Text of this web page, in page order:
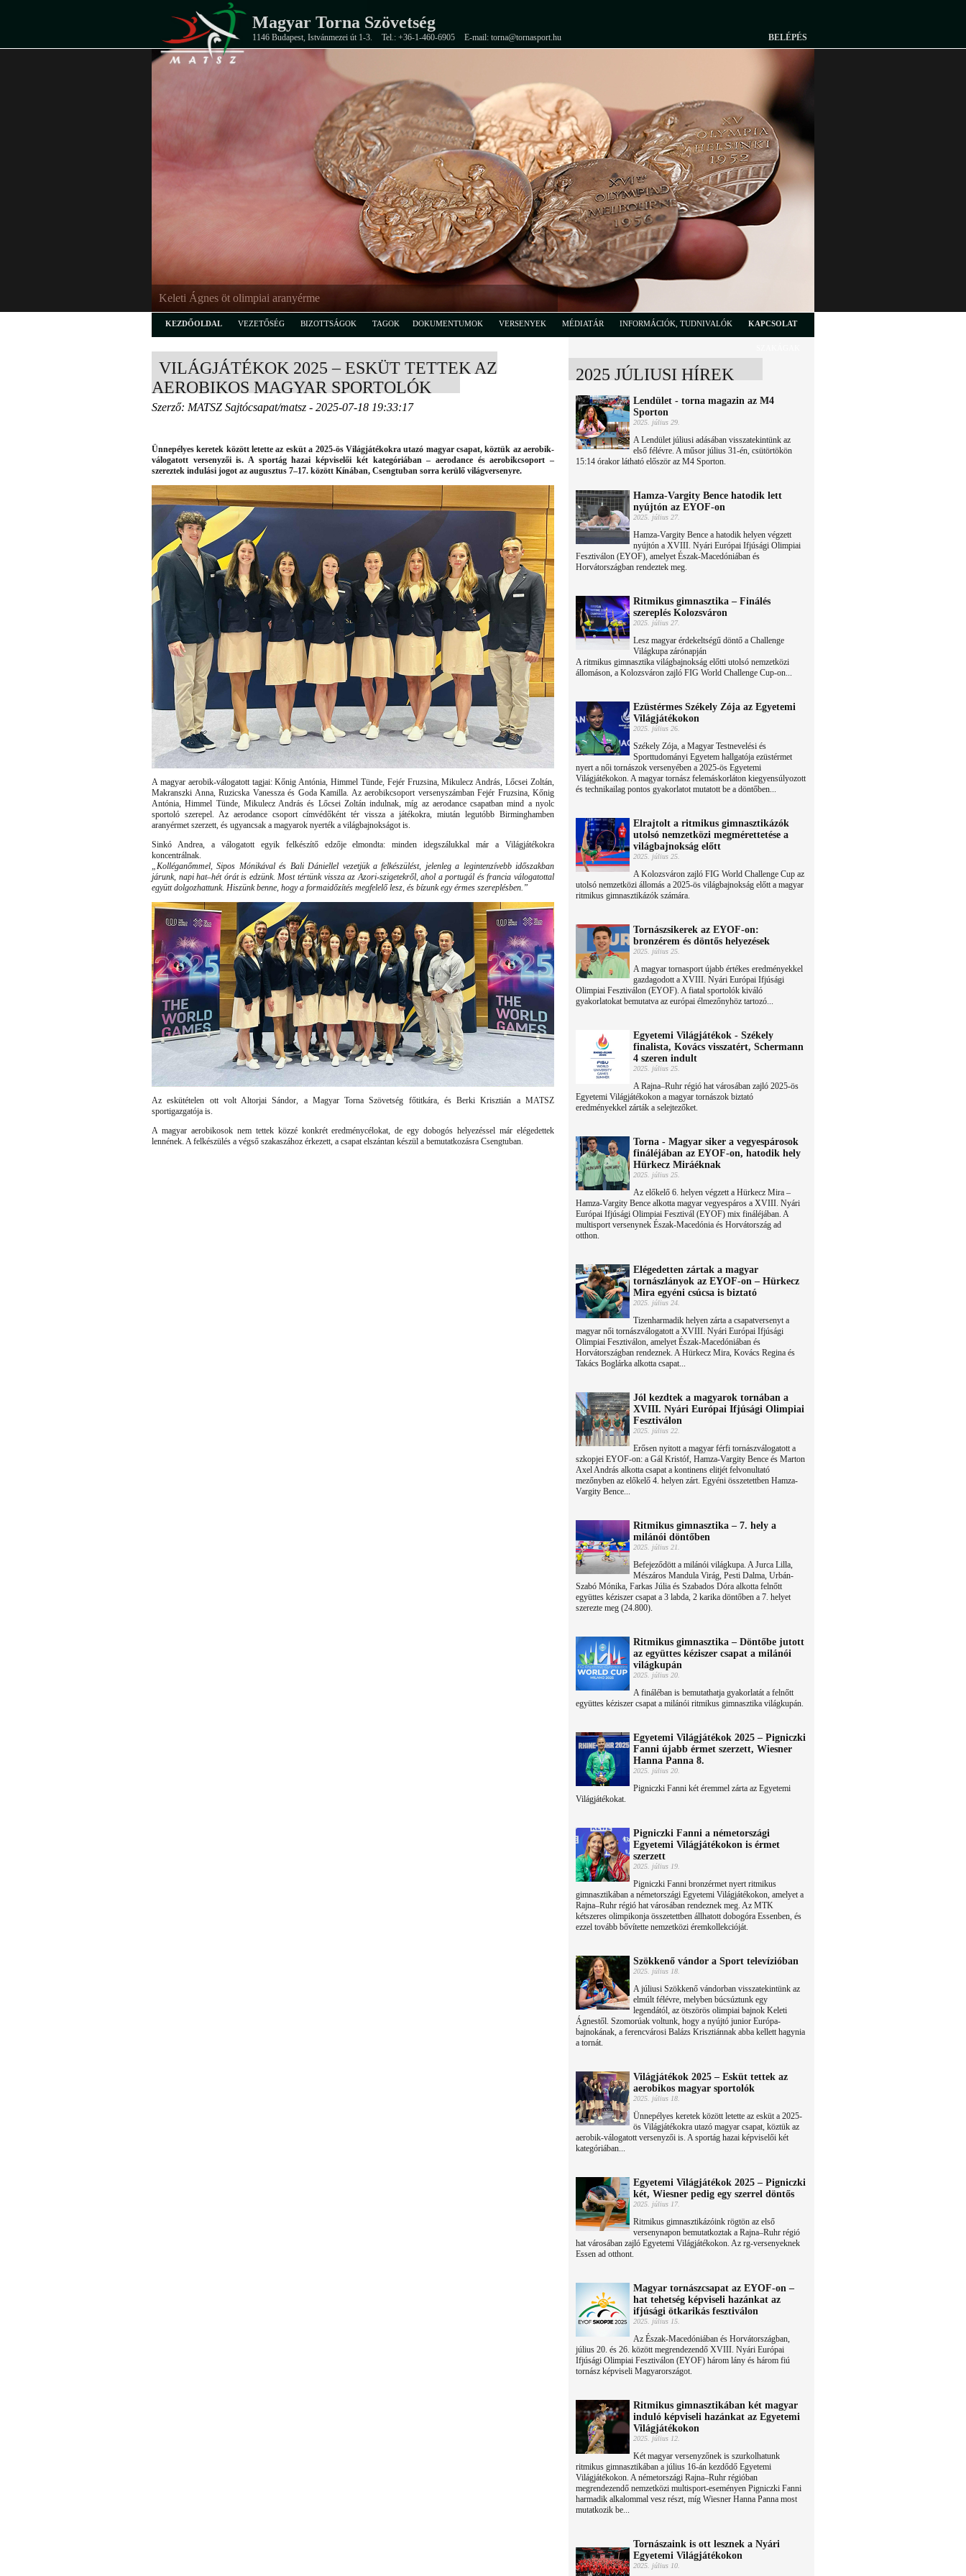
Magyar Torna Szövetség
1146 Budapest, Istvánmezei út 1-3. Tel.: +36-1-460-6905 E-mail: torna@tornasport.hu BELÉPÉS
Keleti Ágnes öt olimpiai aranyérme
KEZDŐOLDAL VEZETŐSÉG BIZOTTSÁGOK TAGOK DOKUMENTUMOK VERSENYEK MÉDIATÁR INFORMÁCIÓK, TUDNIVALÓK KAPCSOLAT
VILÁGJÁTÉKOK 2025 – ESKÜT TETTEK AZ
AEROBIKOS MAGYAR SPORTOLÓK
Szerző: MATSZ Sajtócsapat/matsz - 2025-07-18 19:33:17
Ünnepélyes keretek között letette az esküt a 2025-ös Világjátékokra utazó magyar csapat, köztük az aerobik-
válogatott versenyzői is. A sportág hazai képviselői két kategóriában – aerodance és aerobikcsoport –
szereztek indulási jogot az augusztus 7–17. között Kínában, Csengtuban sorra kerülő világversenyre.
A magyar aerobik-válogatott tagjai: Kőnig Antónia, Himmel Tünde, Fejér Fruzsina, Mikulecz András, Lőcsei Zoltán,
Makranszki Anna, Ruzicska Vanessza és Goda Kamilla. Az aerobikcsoport versenyszámban Fejér Fruzsina, Kőnig
Antónia, Himmel Tünde, Mikulecz András és Lőcsei Zoltán indulnak, míg az aerodance csapatban mind a nyolc
sportoló szerepel. Az aerodance csoport címvédőként tér vissza a játékokra, miután legutóbb Birminghamben
aranyérmet szerzett, és ugyancsak a magyarok nyerték a világbajnokságot is.
Sinkó Andrea, a válogatott egyik felkészítő edzője elmondta: minden idegszálukkal már a Világjátékokra
koncentrálnak.
„Kolléganőmmel, Sipos Mónikával és Bali Dániellel vezetjük a felkészülést, jelenleg a legintenzívebb időszakban
járunk, napi hat–hét órát is edzünk. Most tértünk vissza az Azori-szigetekről, ahol a portugál és francia válogatottal
együtt dolgozhattunk. Hiszünk benne, hogy a formaidőzítés megfelelő lesz, és bízunk egy érmes szereplésben.”
Az eskütételen ott volt Altorjai Sándor, a Magyar Torna Szövetség főtitkára, és Berki Krisztián a MATSZ
sportigazgatója is.
A magyar aerobikosok nem tettek közzé konkrét eredménycélokat, de egy dobogós helyezéssel már elégedettek
lennének. A felkészülés a végső szakaszához érkezett, a csapat elszántan készül a bemutatkozásra Csengtuban.
2025 JÚLIUSI HÍREK
Lendület - torna magazin az M4
Sporton
2025. július 29.
A Lendület júliusi adásában visszatekintünk az
első félévre. A műsor július 31-én, csütörtökön
15:14 órakor látható először az M4 Sporton.
Hamza-Vargity Bence hatodik lett
nyújtón az EYOF-on
2025. július 27.
Hamza-Vargity Bence a hatodik helyen végzett
nyújtón a XVIII. Nyári Európai Ifjúsági Olimpiai
Fesztiválon (EYOF), amelyet Észak-Macedóniában és
Horvátországban rendeztek meg.
Ritmikus gimnasztika – Finálés
szereplés Kolozsváron
2025. július 27.
Lesz magyar érdekeltségű döntő a Challenge
Világkupa zárónapján
A ritmikus gimnasztika világbajnokság előtti utolsó nemzetközi
állomáson, a Kolozsváron zajló FIG World Challenge Cup-on...
Ezüstérmes Székely Zója az Egyetemi
Világjátékokon
2025. július 26.
Székely Zója, a Magyar Testnevelési és
Sporttudományi Egyetem hallgatója ezüstérmet
nyert a női tornászok versenyében a 2025-ös Egyetemi
Világjátékokon. A magyar tornász felemáskorláton kiegyensúlyozott
és technikailag pontos gyakorlatot mutatott be a döntőben...
Elrajtolt a ritmikus gimnasztikázók
utolsó nemzetközi megmérettetése a
világbajnokság előtt
2025. július 25.
A Kolozsváron zajló FIG World Challenge Cup az
utolsó nemzetközi állomás a 2025-ös világbajnokság előtt a magyar
ritmikus gimnasztikázók számára.
Tornászsikerek az EYOF-on:
bronzérem és döntős helyezések
2025. július 25.
A magyar tornasport újabb értékes eredményekkel
gazdagodott a XVIII. Nyári Európai Ifjúsági
Olimpiai Fesztiválon (EYOF). A fiatal sportolók kiváló
gyakorlatokat bemutatva az európai élmezőnyhöz tartozó...
Egyetemi Világjátékok - Székely
finalista, Kovács visszatért, Schermann
4 szeren indult
2025. július 25.
A Rajna–Ruhr régió hat városában zajló 2025-ös
Egyetemi Világjátékokon a magyar tornászok biztató
eredményekkel zárták a selejtezőket.
Torna - Magyar siker a vegyespárosok
fináléjában az EYOF-on, hatodik hely
Hürkecz Miráéknak
2025. július 25.
Az előkelő 6. helyen végzett a Hürkecz Mira –
Hamza-Vargity Bence alkotta magyar vegyespáros a XVIII. Nyári
Európai Ifjúsági Olimpiai Fesztivál (EYOF) mix fináléjában. A
multisport versenynek Észak-Macedónia és Horvátország ad
otthon.
Elégedetten zártak a magyar
tornászlányok az EYOF-on – Hürkecz
Mira egyéni csúcsa is biztató
2025. július 24.
Tizenharmadik helyen zárta a csapatversenyt a
magyar női tornászválogatott a XVIII. Nyári Európai Ifjúsági
Olimpiai Fesztiválon, amelyet Észak-Macedóniában és
Horvátországban rendeznek. A Hürkecz Mira, Kovács Regina és
Takács Boglárka alkotta csapat...
Jól kezdtek a magyarok tornában a
XVIII. Nyári Európai Ifjúsági Olimpiai
Fesztiválon
2025. július 22.
Erősen nyitott a magyar férfi tornászválogatott a
szkopjei EYOF-on: a Gál Kristóf, Hamza-Vargity Bence és Marton
Axel András alkotta csapat a kontinens elitjét felvonultató
mezőnyben az előkelő 4. helyen zárt. Egyéni összetettben Hamza-
Vargity Bence...
Ritmikus gimnasztika – 7. hely a
milánói döntőben
2025. július 21.
Befejeződött a milánói világkupa. A Jurca Lilla,
Mészáros Mandula Virág, Pesti Dalma, Urbán-
Szabó Mónika, Farkas Júlia és Szabados Dóra alkotta felnőtt
együttes kéziszer csapat a 3 labda, 2 karika döntőben a 7. helyet
szerezte meg (24.800).
Ritmikus gimnasztika – Döntőbe jutott
az együttes kéziszer csapat a milánói
világkupán
2025. július 20.
A fináléban is bemutathatja gyakorlatát a felnőtt
együttes kéziszer csapat a milánói ritmikus gimnasztika világkupán.
Egyetemi Világjátékok 2025 – Pigniczki
Fanni újabb érmet szerzett, Wiesner
Hanna Panna 8.
2025. július 20.
Pigniczki Fanni két éremmel zárta az Egyetemi
Világjátékokat.
Pigniczki Fanni a németországi
Egyetemi Világjátékokon is érmet
szerzett
2025. július 19.
Pigniczki Fanni bronzérmet nyert ritmikus
gimnasztikában a németországi Egyetemi Világjátékokon, amelyet a
Rajna–Ruhr régió hat városában rendeznek meg. Az MTK
kétszeres olimpikonja összetettben állhatott dobogóra Essenben, és
ezzel tovább bővítette nemzetközi éremkollekcióját.
Szökkenő vándor a Sport televízióban
2025. július 18.
A júliusi Szökkenő vándorban visszatekintünk az
elmúlt félévre, melyben búcsúztunk egy
legendától, az ötszörös olimpiai bajnok Keleti
Ágnestől. Szomorúak voltunk, hogy a nyújtó junior Európa-
bajnokának, a ferencvárosi Balázs Krisztiánnak abba kellett hagynia
a tornát.
Világjátékok 2025 – Esküt tettek az
aerobikos magyar sportolók
2025. július 18.
Ünnepélyes keretek között letette az esküt a 2025-
ös Világjátékokra utazó magyar csapat, köztük az
aerobik-válogatott versenyzői is. A sportág hazai képviselői két
kategóriában...
Egyetemi Világjátékok 2025 – Pigniczki
két, Wiesner pedig egy szerrel döntős
2025. július 17.
Ritmikus gimnasztikázóink rögtön az első
versenynapon bemutatkoztak a Rajna–Ruhr régió
hat városában zajló Egyetemi Világjátékokon. Az rg-versenyeknek
Essen ad otthont.
Magyar tornászcsapat az EYOF-on –
hat tehetség képviseli hazánkat az
ifjúsági ötkarikás fesztiválon
2025. július 15.
Az Észak-Macedóniában és Horvátországban,
július 20. és 26. között megrendezendő XVIII. Nyári Európai
Ifjúsági Olimpiai Fesztiválon (EYOF) három lány és három fiú
tornász képviseli Magyarországot.
Ritmikus gimnasztikában két magyar
induló képviseli hazánkat az Egyetemi
Világjátékokon
2025. július 12.
Két magyar versenyzőnek is szurkolhatunk
ritmikus gimnasztikában a július 16-án kezdődő Egyetemi
Világjátékokon. A németországi Rajna–Ruhr régióban
megrendezendő nemzetközi multisport-eseményen Pigniczki Fanni
harmadik alkalommal vesz részt, míg Wiesner Hanna Panna most
mutatkozik be...
Tornászaink is ott lesznek a Nyári
Egyetemi Világjátékokon
2025. július 10.